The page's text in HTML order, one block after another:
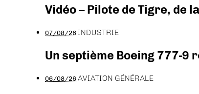
Vidéo – Pilote de Tigre, de
07/08/26INDUSTRIE
Un septième Boeing 777-9
06/08/26AVIATION GÉNÉRALE